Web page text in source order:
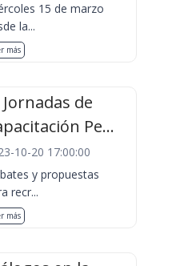
15 de marzo
la...
más
Jornadas de
Pe...
10-20 17:00:00
y propuestas
recr...
más